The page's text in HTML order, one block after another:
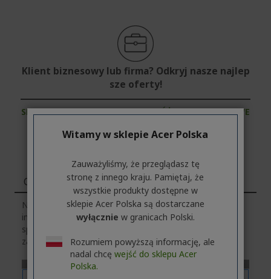
Klient biznesowy lub firma? Odkryj nasze najlep
sze oferty!
SKONTAKTUJ SIĘ Z NAMI | ZAŁÓŻ KONTO FIRMOWE
Cechy
Należy pamiętać, że zakładka „Cechy”zawiera ogólne
informacje o serii produktów. Aby poznać dokładną
specyfikację techniczną wybranego modelu,
zakładkę„Dane techniczne”.
Witamy w sklepie Acer Polska
Zauważyliśmy, że przeglądasz tę
stronę z innego kraju. Pamiętaj, że
wszystkie produkty dostępne w
sklepie Acer Polska są dostarczane
wyłącznie w granicach Polski.
Rozumiem powyższą informację, ale
nadal chcę wejść do sklepu Acer
Polska.